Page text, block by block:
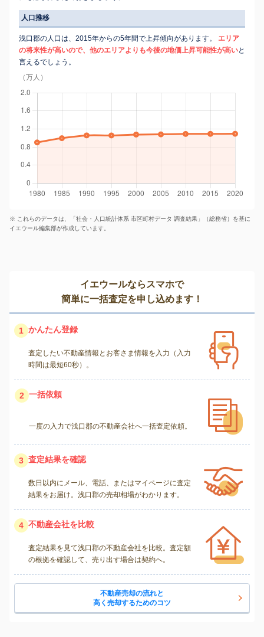
人口推移
浅口郡の人口は、2015年からの5年間で上昇傾向があります。
エリア
の将来性が高いので、他のエリアよりも今後の地価上昇可能性が高いと
言えるでしょう。
（万人）
※ これらのデータは、「社会・人口統計体系 市区町村データ 調査結果」（総務省）を基に
イエウール編集部が作成しています。
イエウールならスマホで
簡単に一括査定を申し込めます！
1 かんたん登録
査定したい不動産情報とお客さま情報を入力（入力
時間は最短60秒）。
2 一括依頼
一度の入力で浅口郡の不動産会社へ一括査定依頼。
3 査定結果を確認
数日以内にメール、電話、またはマイページに査定
結果をお届け。浅口郡の売却相場がわかります。
4 不動産会社を比較
査定結果を見て浅口郡の不動産会社を比較。査定額
の根拠を確認して、売り出す場合は契約へ。
不動産売却の流れと
高く売却するためのコツ